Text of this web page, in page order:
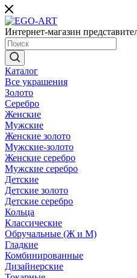
Интернет-магазин
Каталог
Все украшения
Золото
Серебро
Женские
Мужские
Женские золото
Мужские-золото
Женские серебро
Мужские серебро
Детские
Детские золото
Детские серебро
Кольца
Классические
Обручальные (Ж и М)
Гладкие
Комбинированные
Дизайнерские